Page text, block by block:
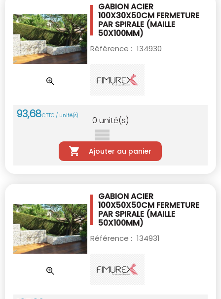
GABION ACIER
100X30X50CM FERMETURE
PAR SPIRALE (MAILLE
50X100MM)
Référence : 134930
93,68€TTC / unité(s) 0 unité(s)
Ajouter au panier
GABION ACIER
100X50X50CM FERMETURE
PAR SPIRALE (MAILLE
50X100MM)
Référence : 134931